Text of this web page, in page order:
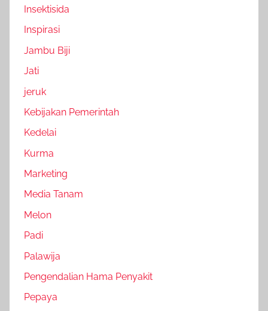
Insektisida
Inspirasi
Jambu Biji
Jati
jeruk
Kebijakan Pemerintah
Kedelai
Kurma
Marketing
Media Tanam
Melon
Padi
Palawija
Pengendalian Hama Penyakit
Pepaya